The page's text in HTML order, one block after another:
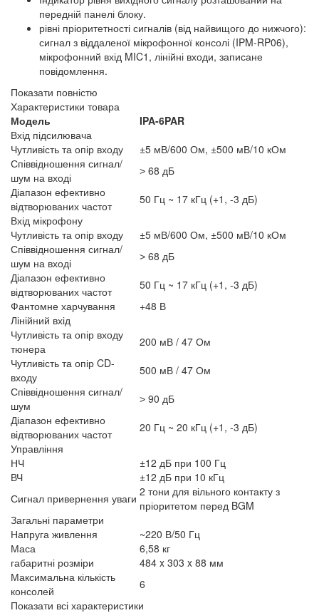
передній панелі блоку.
рівні пріоритетності сигналів (від найвищого до нижчого):
сигнал з віддаленої мікрофонної консолі (IPM-RP06),
мікрофонний вхід MIC1, лінійні входи, записане
повідомлення.
Показати повністю
Характеристики товара
Модель
IPA-6PAR
Вхід підсилювача
Чутливість та опір входу
±5 мВ/600 Ом, ±500 мВ/10 кОм
Співвідношення сигнал/
шум на вході
˃ 68 дБ
Діапазон ефективно
відтворюваних частот
50 Гц ~ 17 кГц (+1, -3 дБ)
Вхід мікрофону
Чутливість та опір входу
±5 мВ/600 Ом, ±500 мВ/10 кОм
Співвідношення сигнал/
шум на вході
˃ 68 дБ
Діапазон ефективно
відтворюваних частот
50 Гц ~ 17 кГц (+1, -3 дБ)
Фантомне харчування
+48 В
Лінійний вхід
Чутливість та опір входу
тюнера
200 мВ / 47 Ом
Чутливість та опір CD-
входу
500 мВ / 47 Ом
Співвідношення сигнал/
шум
˃ 90 дБ
Діапазон ефективно
відтворюваних частот
20 Гц ~ 20 кГц (+1, -3 дБ)
Управління
НЧ
±12 дБ при 100 Гц
ВЧ
±12 дБ при 10 кГц
Сигнал привернення уваги 2 тони для вільного контакту з
пріоритетом перед BGM
Загальні параметри
Напруга живлення
~220 В/50 Гц
Маса
6,58 кг
габаритні розміри
484 x 303 x 88 мм
Максимальна кількість
консолей
6
Показати всі характеристики